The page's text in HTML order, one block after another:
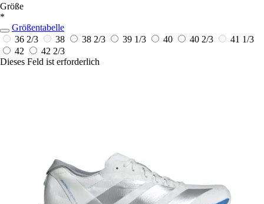
Größe
*
Größentabelle
36 2/3
38 38 2/3 39 1/3 40 40 2/3
41 1/3
42
42 2/3
Dieses Feld ist erforderlich